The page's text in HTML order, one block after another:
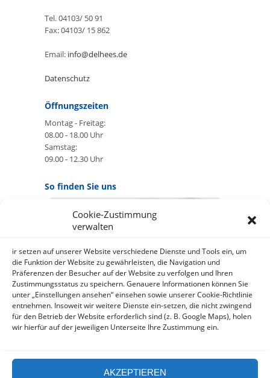
Cookie-Zustimmung
verwalten
ir setzen auf unserer Website verschiedene Dienste und Tools ein, um
die Funktion der Website zu gewährleisten, die Navigation und
Präferenzen der Besucher auf der Website zu verfolgen und Ihren
Zustimmungsstatus zu speichern. Genauere Informationen können Sie
unter „Einstellungen ansehen“ einsehen sowie unserer Cookie-Richtlinie
entnehmen. Insoweit wir weitere Dienste ein-setzen, die nicht zwingend
für den Betrieb der Website erforderlich sind (z. B. Google Maps), holen
wir hierfür auf der jeweiligen Unterseite Ihre Zustimmung ein.
AKZEPTIEREN
Tel. 04103/ 50 91
Fax: 04103/ 15 862
Email: info@delhees.de
Datenschutz
Öffnungszeiten
Montag - Freitag:
08.00 - 18.00 Uhr
Samstag:
09.00 - 12.30 Uhr
So finden Sie uns
GOOGLE MAPS:
AKZEPTIEREN
Anbieter: Google Ireland Limited
Bei der Nutzung dieses Dienstes
werden Daten an Google
über¬mittelt, außer¬dem ist es
wahr-scheinlich dass Google Daten
(z.B. Cookies) auf Ihrem Gerät
https://policies.google.com/privacy?
hl=de&gl=de